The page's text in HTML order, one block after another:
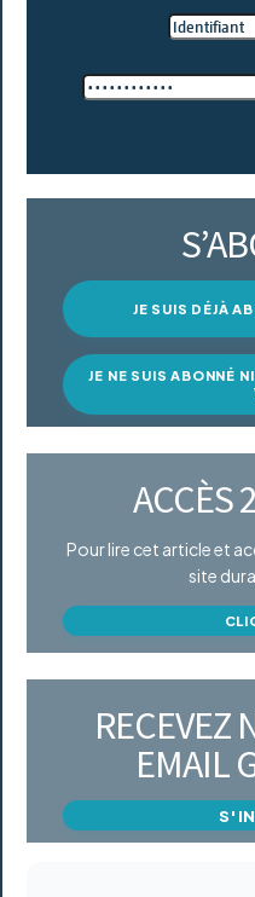
JE SUIS DÉJÀ
JE NE SUIS ABONNÉ
ACCÈS
Pour lire cet article et
site
RECEVEZ
EMAIL